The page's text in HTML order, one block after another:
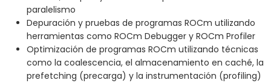
paralelismo
Depuración y pruebas de programas ROCm utilizando
herramientas como ROCm Debugger y ROCm Profiler
Optimización de programas ROCm utilizando técnicas
como la coalescencia, el almacenamiento en caché, la
prefetching (precarga) y la instrumentación (profiling)